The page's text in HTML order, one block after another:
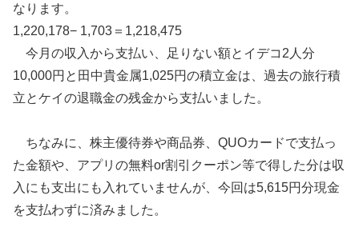
なります。
1,220,178− 1,703＝1,218,475
今月の収入から支払い、足りない額とイデコ2人分
10,000円と田中貴金属1,025円の積立金は、過去の旅行積
立とケイの退職金の残金から支払いました。
ちなみに、株主優待券や商品券、QUOカードで支払っ
た金額や、アプリの無料or割引クーポン等で得した分は収
入にも支出にも入れていませんが、今回は5,615円分現金
を支払わずに済みました。